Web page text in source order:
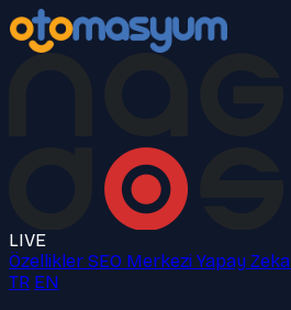
LIVE
Özellikler SEO Merkezi Yapay Zeka
TR EN